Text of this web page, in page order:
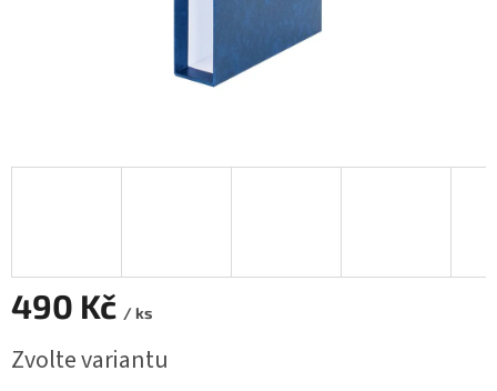
490 Kč / ks
cena:
Zvolte variantu